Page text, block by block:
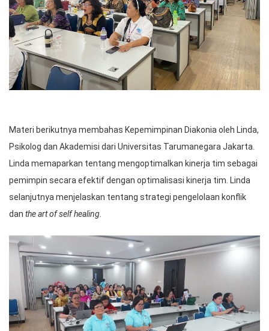
Materi berikutnya membahas Kepemimpinan Diakonia oleh Linda,
Psikolog dan Akademisi dari Universitas Tarumanegara Jakarta.
Linda memaparkan tentang mengoptimalkan kinerja tim sebagai
pemimpin secara efektif dengan optimalisasi kinerja tim. Linda
selanjutnya menjelaskan tentang strategi pengelolaan konflik
dan the art of self healing.